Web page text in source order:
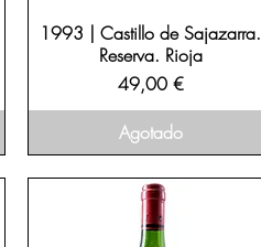
1993 | Castillo de Sajazarra.
Reserva. Rioja
Precio
49,00 €
Agotado